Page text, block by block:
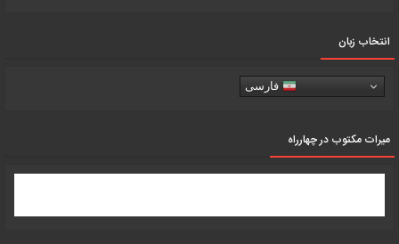
انتخاب زبان
فارسی
میرات مکتوب در چهارراه